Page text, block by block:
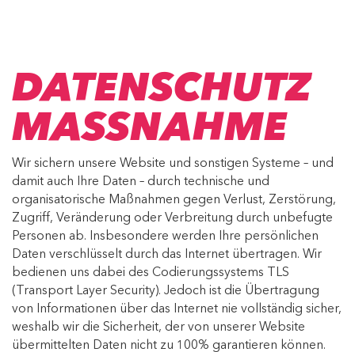
DATENSCHUTZ
MASSNAHME
Wir sichern unsere Website und sonstigen Systeme – und
damit auch Ihre Daten – durch technische und
organisatorische Maßnahmen gegen Verlust, Zerstörung,
Zugriff, Veränderung oder Verbreitung durch unbefugte
Personen ab. Insbesondere werden Ihre persönlichen
Daten verschlüsselt durch das Internet übertragen. Wir
bedienen uns dabei des Codierungssystems TLS
(Transport Layer Security). Jedoch ist die Übertragung
von Informationen über das Internet nie vollständig sicher,
weshalb wir die Sicherheit, der von unserer Website
übermittelten Daten nicht zu 100% garantieren können.